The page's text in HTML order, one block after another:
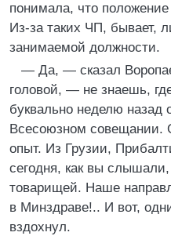
понимала, что положение
Из-за таких ЧП, бывает,
занимаемой должности.
— Да, — сказал
головой, — не знаешь,
буквально неделю назад
Всесоюзном совещании.
опыт. Из Грузии,
сегодня, как вы
товарищей. Наше
в Минздраве!.. И вот,
вздохнул.